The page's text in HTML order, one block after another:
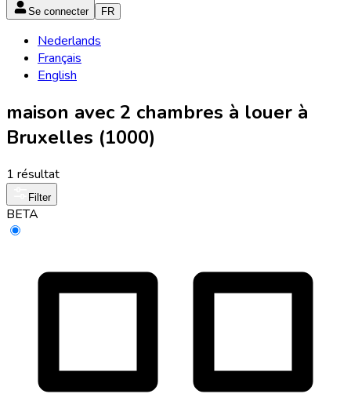
Se connecter FR
Nederlands
Français
English
maison avec 2 chambres à louer à
Bruxelles (1000)
1 résultat
Filter
BETA